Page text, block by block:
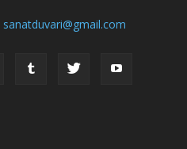
sanatduvari@gmail.com